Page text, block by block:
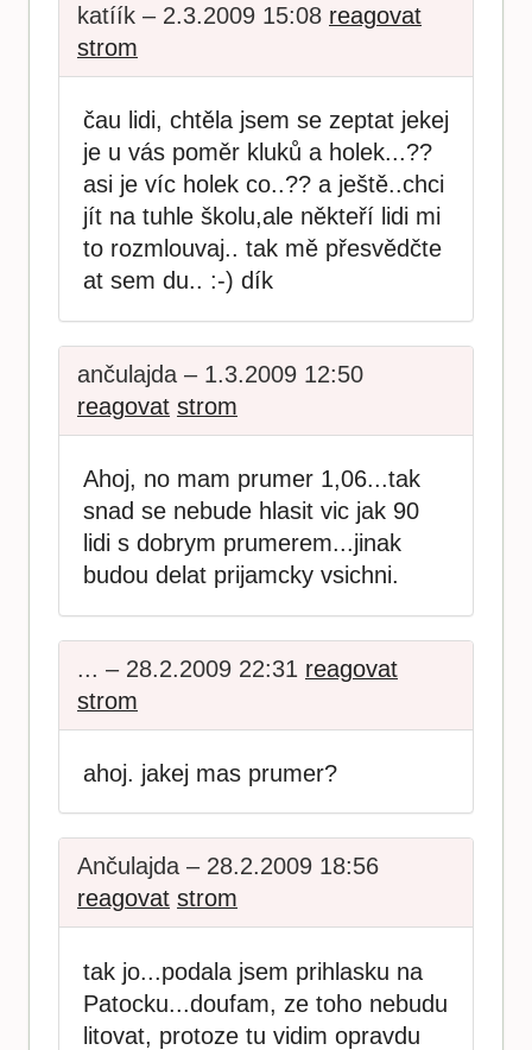
katíík – 2.3.2009 15:08 reagovat
strom
čau lidi, chtěla jsem se zeptat jekej
je u vás poměr kluků a holek...??
asi je víc holek co..?? a ještě..chci
jít na tuhle školu,ale někteří lidi mi
to rozmlouvaj.. tak mě přesvědčte
at sem du.. :-) dík
ančulajda – 1.3.2009 12:50
reagovat strom
Ahoj, no mam prumer 1,06...tak
snad se nebude hlasit vic jak 90
lidi s dobrym prumerem...jinak
budou delat prijamcky vsichni.
... – 28.2.2009 22:31 reagovat
strom
ahoj. jakej mas prumer?
Ančulajda – 28.2.2009 18:56
reagovat strom
tak jo...podala jsem prihlasku na
Patocku...doufam, ze toho nebudu
litovat, protoze tu vidim opravdu